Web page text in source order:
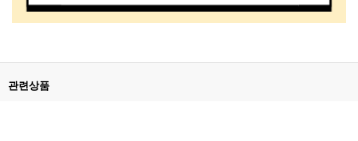
관련상품